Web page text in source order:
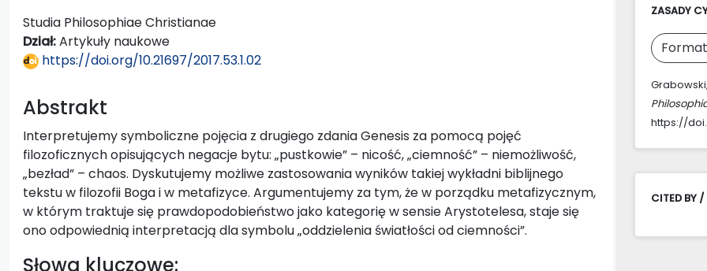
Studia Philosophiae Christianae
Dział:Artykuły naukowe
https://doi.org/10.21697/2017.53.1.02
Abstrakt
Interpretujemy symboliczne pojęcia z drugiego zdania Genesis za pomocą pojęć
filozoficznych opisujących negacje bytu: „pustkowie” – nicość, „ciemność” – niemożliwość,
„bezład” – chaos. Dyskutujemy możliwe zastosowania wyników takiej wykładni biblijnego
tekstu w filozofii Boga i w metafizyce. Argumentujemy za tym, że w porządku metafizycznym,
w którym traktuje się prawdopodobieństwo jako kategorię w sensie Arystotelesa, staje się
ono odpowiednią interpretacją dla symbolu „oddzielenia światłości od ciemności”.
Słowa kluczowe:
ZASADY
https://
CITED BY /